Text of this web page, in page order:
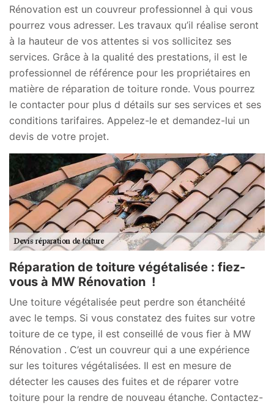
Rénovation est un couvreur professionnel à qui vous
pourrez vous adresser. Les travaux qu’il réalise seront
à la hauteur de vos attentes si vos sollicitez ses
services. Grâce à la qualité des prestations, il est le
professionnel de référence pour les propriétaires en
matière de réparation de toiture ronde. Vous pourrez
le contacter pour plus d détails sur ses services et ses
conditions tarifaires. Appelez-le et demandez-lui un
devis de votre projet.
Réparation de toiture végétalisée : fiez-
vous à MW Rénovation !
Une toiture végétalisée peut perdre son étanchéité
avec le temps. Si vous constatez des fuites sur votre
toiture de ce type, il est conseillé de vous fier à MW
Rénovation . C’est un couvreur qui a une expérience
sur les toitures végétalisées. Il est en mesure de
détecter les causes des fuites et de réparer votre
toiture pour la rendre de nouveau étanche. Contactez-